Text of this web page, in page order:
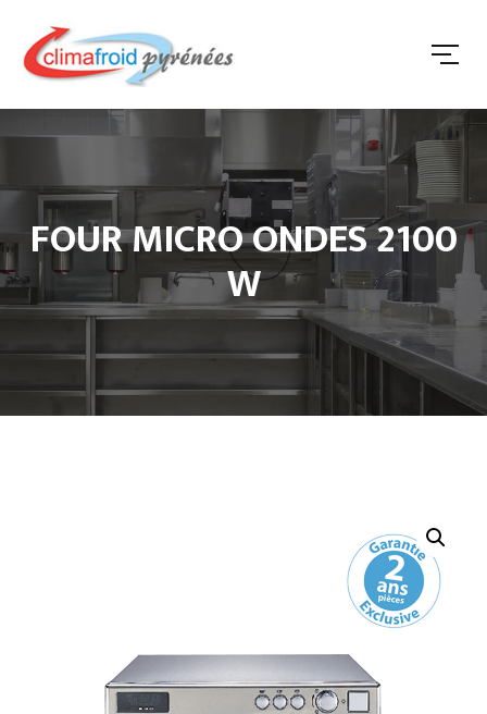
FOUR MICRO ONDES 2100
W